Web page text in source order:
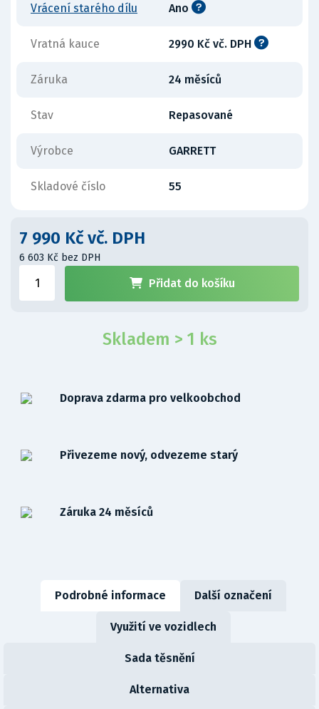
Vrácení starého dílu Ano
Vratná kauce 2990 Kč vč. DPH
Záruka 24 měsíců
Stav Repasované
Výrobce GARRETT
Skladové číslo 55
7 990 Kč vč. DPH
6 603 Kč bez DPH
Přidat do košíku
Skladem > 1 ks
Doprava zdarma pro velkoobchod
Přivezeme nový, odvezeme starý
Záruka 24 měsíců
Podrobné informace Další označení
Využití ve vozidlech
Sada těsnění
Alternativa